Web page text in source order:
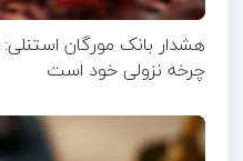
هشدار بانک مورگان
چرخه نزولی خود است